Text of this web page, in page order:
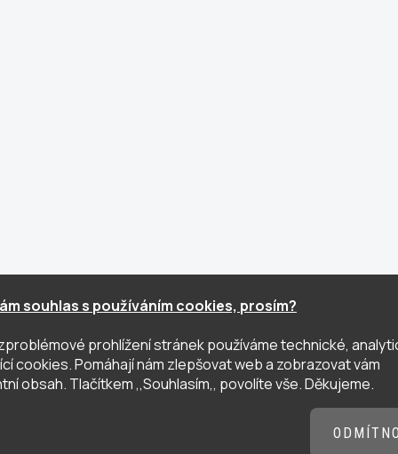
souhlas s používáním cookies, prosím?
prohlížení stránek používáme technické,
cookies. Pomáhají nám zlepšovat web a zobrazovat vám
obsah. Tlačítkem ,,Souhlasím,, povolíte vše. Děkujeme.